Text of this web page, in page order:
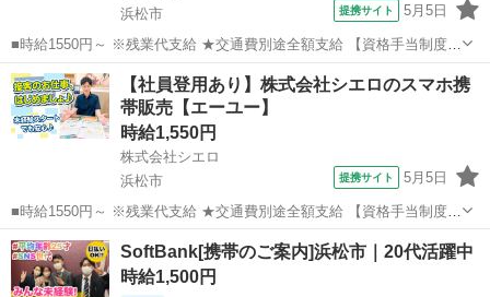
浜松市
提携サイト 5月5日
■時給1550円～ ※残業代支給 ★交通費別途全額支給 【資格手当制度】
au資格取得で5200～11400円/月支給 家電アドバイザー資格をお持ちの
方はグレードに合わせて2500～5000円/月支給 ※入社後獲得も対象
...
静岡 浜松市 携帯ショップ
【社員登用あり】株式会社シエロのスマホ携
帯販売【エーユー】
時給1,550円
株式会社シエロ
浜松市
提携サイト 5月5日
■時給1550円～ ※残業代支給 ★交通費別途全額支給 【資格手当制度】
au資格取得で5200～11400円/月支給 家電アドバイザー資格をお持ちの
方はグレードに合わせて2500～5000円/月支給 ※入社後獲得も対象
...
静岡 浜松市 携帯ショップ
SoftBank[携帯のご案内]浜松市｜20代活躍中
時給1,500円